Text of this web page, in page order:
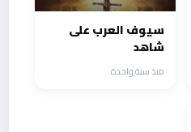
سيوف العرب على
شاهد
منذ سنة واحدة